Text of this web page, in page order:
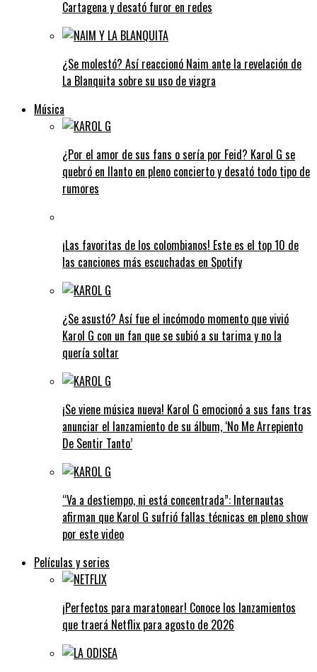
Cartagena y desató furor en redes
¿Se molestó? Así reaccionó Naim ante la revelación de
La Blanquita sobre su uso de viagra
Música
¿Por el amor de sus fans o sería por Feid? Karol G se
quebró en llanto en pleno concierto y desató todo tipo de
rumores
¡Las favoritas de los colombianos! Este es el top 10 de
las canciones más escuchadas en Spotify
¿Se asustó? Así fue el incómodo momento que vivió
Karol G con un fan que se subió a su tarima y no la
quería soltar
¡Se viene música nueva! Karol G emocionó a sus fans tras
anunciar el lanzamiento de su álbum, ‘No Me Arrepiento
De Sentir Tanto’
“Va a destiempo, ni está concentrada”: Internautas
afirman que Karol G sufrió fallas técnicas en pleno show
por este video
Películas y series
¡Perfectos para maratonear! Conoce los lanzamientos
que traerá Netflix para agosto de 2026